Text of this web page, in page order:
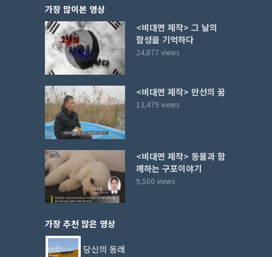
가장 많이본 영상
<비대면 제작> 그 날의
함성을 기억하다
24,877 views
<비대면 제작> 만선의 꿈
13,479 views
<비대면 제작> 동물과 함
께하는 구포이야기
9,500 views
가장 추천 많은 영상
당신의 동래